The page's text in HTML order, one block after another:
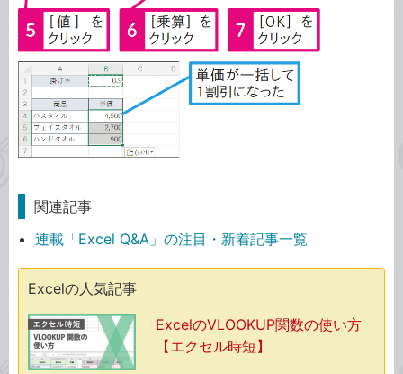
関連記事
連載「Excel Q&A」の注目・新着記事一覧
Excelの人気記事
ExcelのVLOOKUP関数の使い方
【エクセル時短】